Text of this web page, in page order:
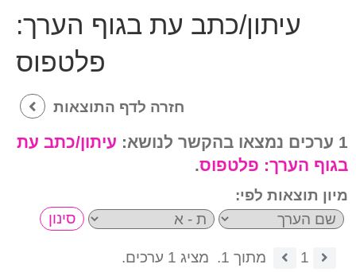
עיתון/כתב עת בגוף הערך:
פלטפוס
חזרה לדף התוצאות
1 ערכים נמצאו בהקשר לנושא:
עיתון/כתב עת
בגוף הערך: פלטפוס.
מיון תוצאות לפי:
1 מתוך 1.
מציג 1 ערכים.